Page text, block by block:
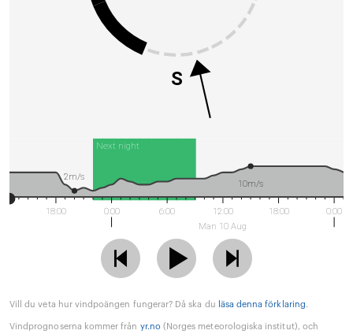
S
Next night
18:00 0:00 6:00
12:00
Man 10 Aug
18:00 0:00
10m/s
2m/s
Vill du veta hur vindpoängen fungerar? Då ska du läsa denna förklaring.
Vindprognoserna kommer från yr.no (Norges meteorologiska institut), och